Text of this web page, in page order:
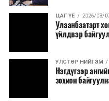
Зайлшгүй
тавилга,
Батлан хамгаалах,
Хуулиар заавал
контент, хэвлэлийн
ЦАГ ҮЕ 2026/08/
Улаанбаатарт
үйлдвэр
УЛСТӨР НИЙГЭМ
Нэгдүгээр
зохион